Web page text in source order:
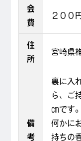
会
費
２００
住
所
宮崎県
備
考
裏に入
ら、ご
㎝です。
何かに
持ちの